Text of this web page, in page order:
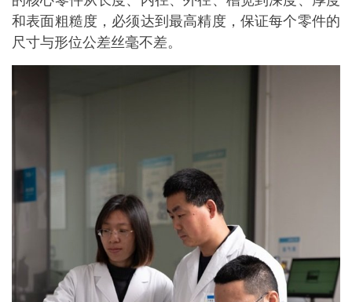
和表面粗糙度，必须达到最高精度，保证每个零件的
尺寸与形位公差丝毫不差。